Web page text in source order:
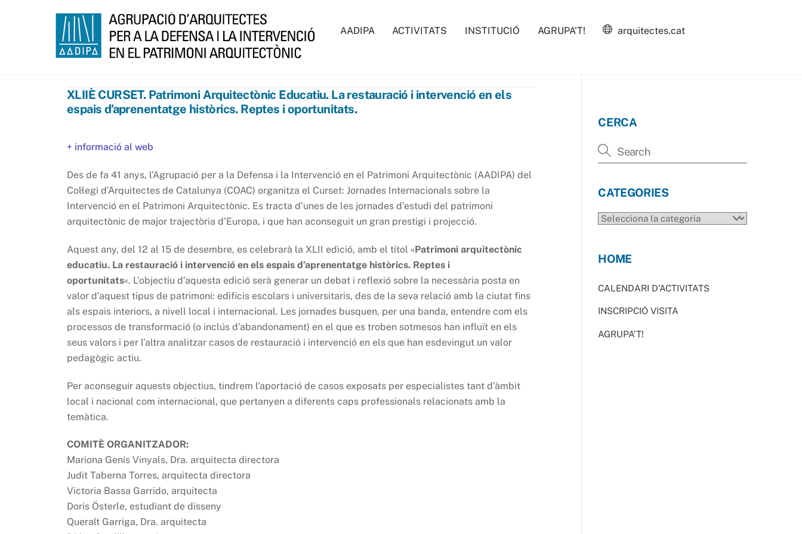
AADIPA ACTIVITATS INSTITUCIÓ AGRUPA’T! arquitectes.cat
XLIIÈ CURSET. Patrimoni Arquitectònic Educatiu. La restauració i intervenció en els
espais d’aprenentatge històrics. Reptes i oportunitats.
+ informació al web
Des de fa 41 anys, l’Agrupació per a la Defensa i la Intervenció en el Patrimoni Arquitectònic (AADIPA) del
Col·legi d’Arquitectes de Catalunya (COAC) organitza el Curset: Jornades Internacionals sobre la
Intervenció en el Patrimoni Arquitectònic. Es tracta d’unes de les jornades d’estudi del patrimoni
arquitectònic de major trajectòria d’Europa, i que han aconseguit un gran prestigi i projecció.
Aquest any, del 12 al 15 de desembre, es celebrarà la XLII edició, amb el títol «Patrimoni arquitectònic
educatiu. La restauració i intervenció en els espais d’aprenentatge històrics. Reptes i
oportunitats«. L’objectiu d’aquesta edició serà generar un debat i reflexió sobre la necessària posta en
valor d’aquest tipus de patrimoni: edificis escolars i universitaris, des de la seva relació amb la ciutat fins
als espais interiors, a nivell local i internacional. Les jornades busquen, per una banda, entendre com els
processos de transformació (o inclús d’abandonament) en el que es troben sotmesos han influït en els
seus valors i per l’altra analitzar casos de restauració i intervenció en els que han esdevingut un valor
pedagògic actiu.
Per aconseguir aquests objectius, tindrem l’aportació de casos exposats per especialistes tant d’àmbit
local i nacional com internacional, que pertanyen a diferents caps professionals relacionats amb la
temàtica.
COMITÈ ORGANITZADOR:
Mariona Genís Vinyals, Dra. arquitecta directora
Judit Taberna Torres, arquitecta directora
Victoria Bassa Garrido, arquitecta
Doris Österle, estudiant de disseny
Queralt Garriga, Dra. arquitecta
CERCA
CATEGORIES
CATEGORIES
HOME
CALENDARI D’ACTIVITATS
INSCRIPCIÓ VISITA
AGRUPA’T!